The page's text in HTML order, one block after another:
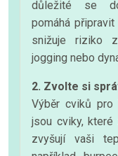
důležité se
pomáhá
snižuje riziko
jogging nebo
2. Zvolte si
Výběr cviků pro
jsou cviky,
zvyšují vaši